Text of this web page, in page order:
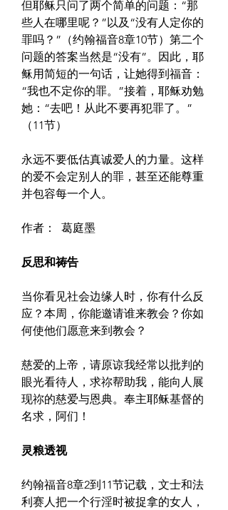
但耶稣只问了两个简单的问题：“那
些人在哪里呢？”以及“没有人定你的
罪吗？”（约翰福音8章10节）第二个
问题的答案当然是“没有”。因此，耶
稣用简短的一句话，让她得到福音：
“我也不定你的罪。”接着，耶稣劝勉
她：“去吧！从此不要再犯罪了。”
（11节）
永远不要低估真诚爱人的力量。这样
的爱不会定别人的罪，甚至还能尊重
并包容每一个人。
作者： 葛庭墨
反思和祷告
当你看见社会边缘人时，你有什么反
应？本周，你能邀请谁来教会？你如
何使他们愿意来到教会？
慈爱的上帝，请原谅我经常以批判的
眼光看待人，求祢帮助我，能向人展
现祢的慈爱与恩典。奉主耶稣基督的
名求，阿们！
灵粮透视
约翰福音8章2到11节记载，文士和法
利赛人把一个行淫时被捉拿的女人，